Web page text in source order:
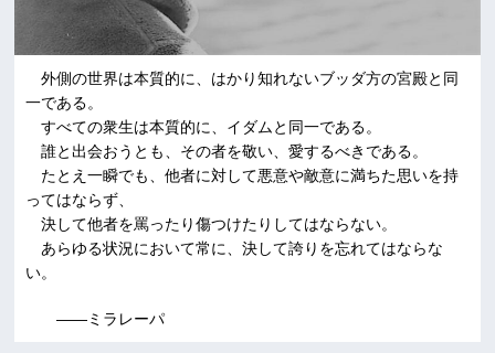
外側の世界は本質的に、はかり知れないブッダ方の宮殿と同
一である。
すべての衆生は本質的に、イダムと同一である。
誰と出会おうとも、その者を敬い、愛するべきである。
たとえ一瞬でも、他者に対して悪意や敵意に満ちた思いを持
ってはならず、
決して他者を罵ったり傷つけたりしてはならない。
あらゆる状況において常に、決して誇りを忘れてはならな
い。
――ミラレーパ